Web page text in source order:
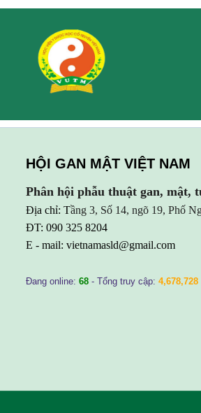
HỘI GAN MẬT VIỆT NAM
Phân hội phẫu thuật gan, mật,
Địa chỉ: Tầng 3, Số 14, ngõ 19, Phố
ĐT: 090 325 8204
E - mail: vietnamasld@gmail.com
Đang online: 68 - Tổng truy cập: 4,678,728